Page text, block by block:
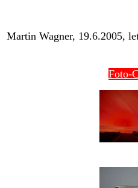
Martin Wagner, 19.6.2005,
Foto-